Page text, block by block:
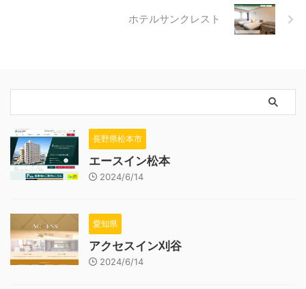
ホテルサンクレスト
長野県松本市
エースイン松本
2024/6/14
愛知県
アクセスイン刈谷
2024/6/14